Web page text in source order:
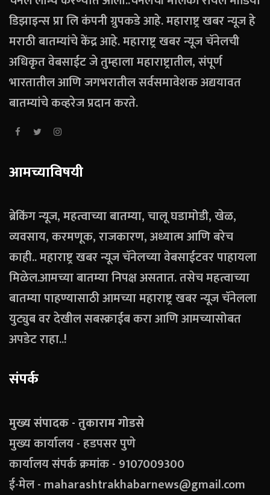
डिझाइन्स प्रा लि कंपनी ग्रुपकडे आहे. महाराष्ट्र खबर न्यूज हे
मराठी बातम्यांचे केंद्र आहे. महाराष्ट्र खबर न्यूज चॅनेलची
अधिकृत वेबसाईट जे तुम्हाला महाराष्ट्रातील, संपूर्ण
भारतातील आणि जगभरातील सर्वसमावेशक अद्ययावत
बातम्यांचे कव्हरेज प्रदान करते.
आमच्याविषयी
ब्रेकिंग न्यूज, महत्वाच्या बातम्या, चालू घडामोडी, खेळ,
व्यवसाय, करमणूक, राजकारण, अध्यात्म आणि बरेच
काही.. महाराष्ट्र खबर न्यूज चॅनेलच्या वेबसाईटवर पाहायला
मिळेल.आमच्या बातम्या निपक्ष असतात. तसेच महत्वाच्या
बातम्या पाहण्यासाठी आमच्या महाराष्ट्र खबर न्यूज चॅनेलला
युट्युब वर देखील सबस्क्राईब करा आणि आमच्यासोबत
अपडेट राहा..!
संपर्क
मुख्य संपादक - तुकाराम गोडसे
मुख्य कार्यालय - हडपसर पुणे
कार्यालय संपर्क क्रमांक - 9107009300
ई-मेल - maharashtrakhabarnews@gmail.com